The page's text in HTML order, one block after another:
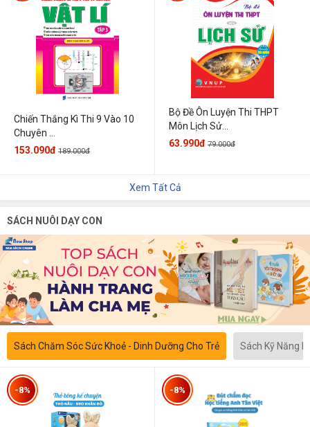
Chiến Thắng Kì Thi 9 Vào 10
Chuyên ...
153.090đ 189.000đ
Bộ Đề Ôn Luyện Thi THPT
Môn Lịch Sử...
63.990đ 79.000đ
Xem Tất Cả
SÁCH NUÔI DẠY CON
Sách Chăm Sóc Sức Khoẻ - Dinh Dưỡng Cho Trẻ Sách Kỹ Năng
-8% -8%